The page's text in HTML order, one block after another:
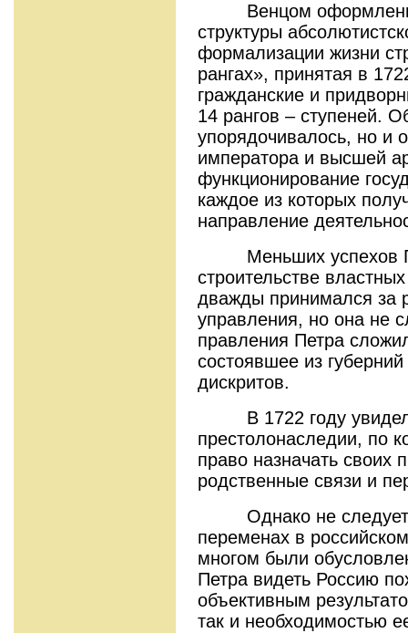
Венцом оформления
структуры
формализации жизни
рангах», принятая в
гражданские и
14 рангов – ступеней.
упорядочивалось, но и
императора и высшей
функционирование
каждое из которых
направление
Меньших успехов
строительстве
дважды принимался за
управления, но она не
правления Петра
состоявшее из
дискритов.
В 1722 году увидел
престолонаследии, по
право назначать своих
родственные связи и
Однако не следует
переменах в
многом были
Петра видеть Россию
объективным
так и необходимостью